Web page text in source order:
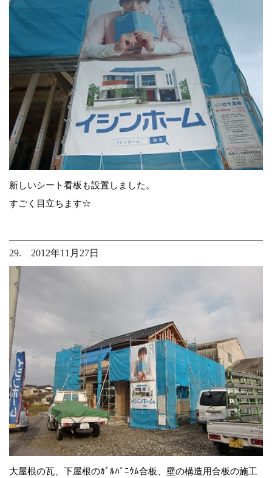
新しいシート看板も設置しました。
すごく目立ちます☆
29. 2012年11月27日
大屋根の瓦、下屋根のｶﾞﾙﾊﾞﾆｳﾑ合板、壁の構造用合板の施工